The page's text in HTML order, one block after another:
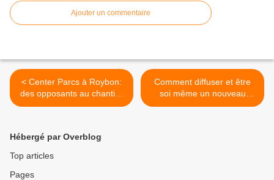
Ajouter un commentaire
< Center Parcs à Roybon:
des opposants au chantier
s’installent sur place
Comment diffuser et être
soi même un nouveau
"médias pour les nuls" ?
Hébergé par Overblog
Top articles
Pages